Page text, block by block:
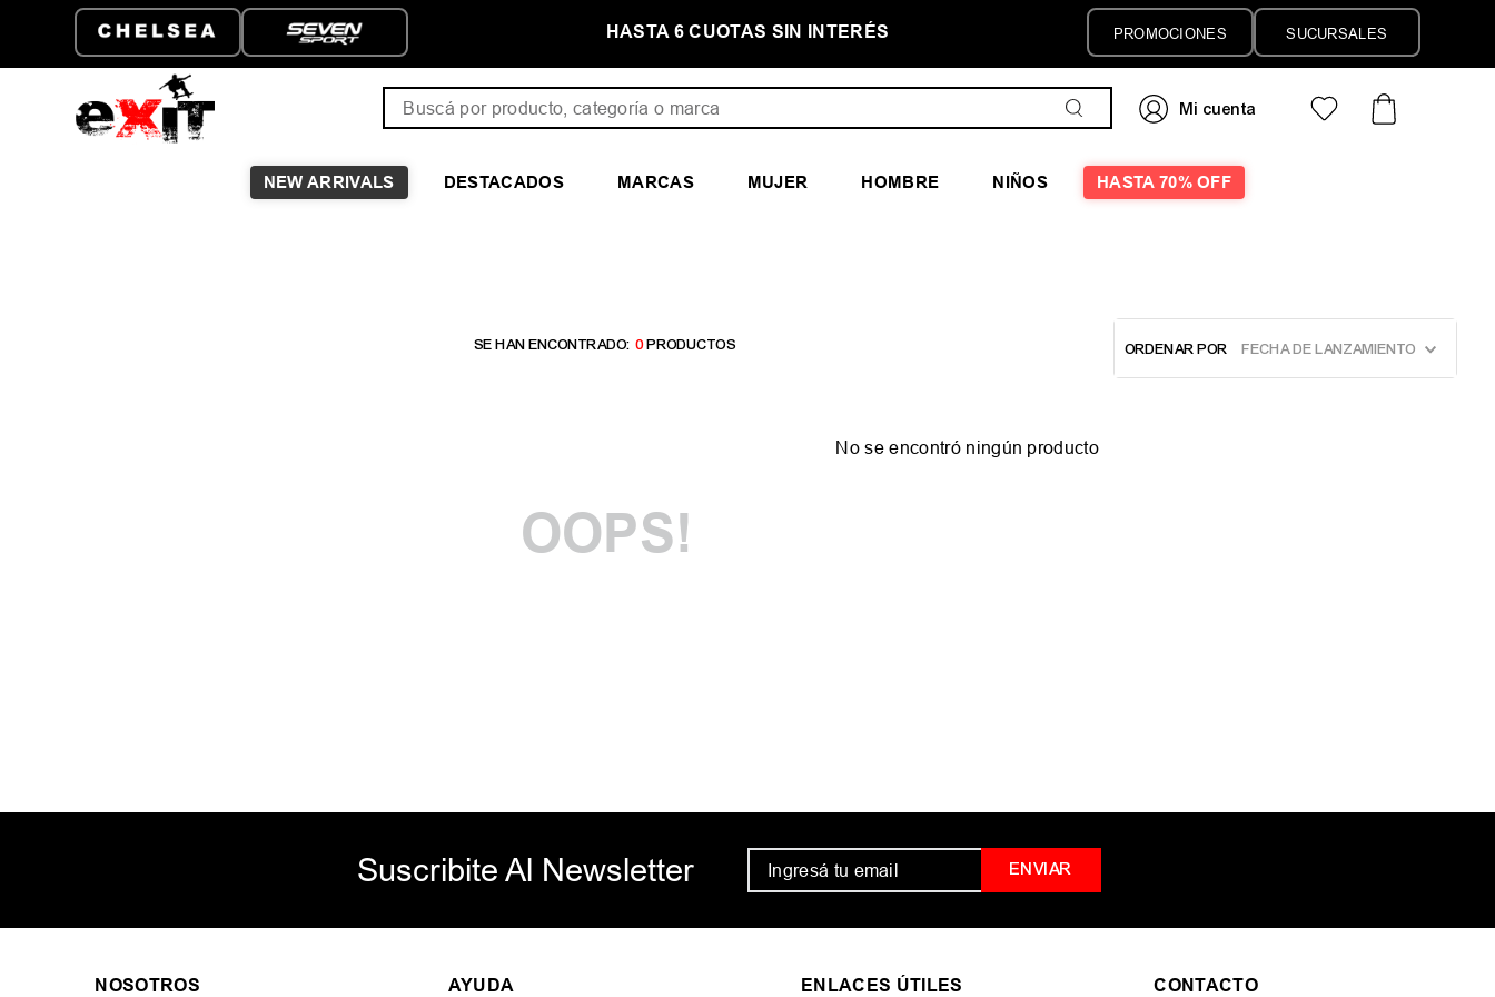
ENVÍO GRATIS A PARTIR DE
$149.999
HASTA 6 CUOTAS SIN INTERÉS PROMOCIONES SUCURSALES
NEW ARRIVALS DESTACADOS MARCAS MUJER HOMBRE NIÑOS HASTA 70% OFF
0PRODUCTOS ORDENAR POR FECHA DE LANZAMIENTO
OOPS!
No se encontró ningún producto
Suscribite Al Newsletter ENVIAR
NOSOTROS AYUDA ENLACES ÚTILES CONTACTO